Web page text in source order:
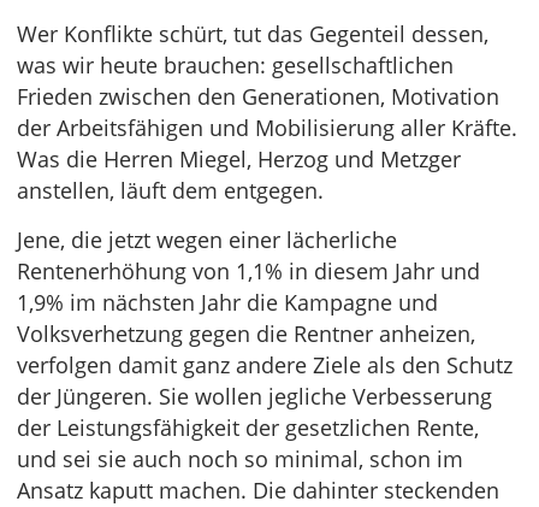
Wer Konflikte schürt, tut das Gegenteil dessen,
was wir heute brauchen: gesellschaftlichen
Frieden zwischen den Generationen, Motivation
der Arbeitsfähigen und Mobilisierung aller Kräfte.
Was die Herren Miegel, Herzog und Metzger
anstellen, läuft dem entgegen.
Jene, die jetzt wegen einer lächerliche
Rentenerhöhung von 1,1% in diesem Jahr und
1,9% im nächsten Jahr die Kampagne und
Volksverhetzung gegen die Rentner anheizen,
verfolgen damit ganz andere Ziele als den Schutz
der Jüngeren. Sie wollen jegliche Verbesserung
der Leistungsfähigkeit der gesetzlichen Rente,
und sei sie auch noch so minimal, schon im
Ansatz kaputt machen. Die dahinter steckenden